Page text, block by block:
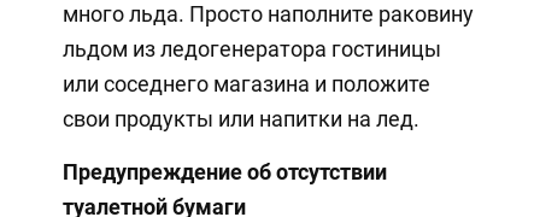
много льда. Просто наполните раковину
льдом из ледогенератора гостиницы
или соседнего магазина и положите
свои продукты или напитки на лед.
Предупреждение об отсутствии
туалетной бумаги